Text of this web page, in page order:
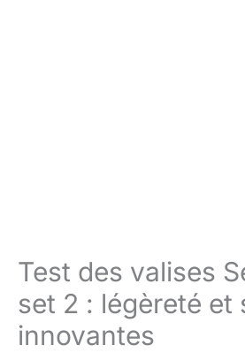
Test des valises
set 2 : légèreté et
innovantes